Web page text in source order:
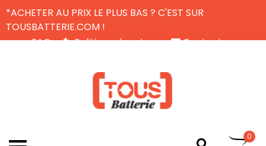
*ACHETER AU PRIX LE PLUS BAS ? C'EST SUR
TOUSBATTERIE.COM !
FAQ
Politique de retour
Contactez-nous
0